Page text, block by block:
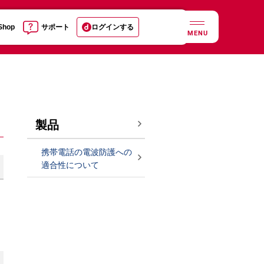
サポート ログインする
MENU
製品
携帯電話の電波防護への
適合性について